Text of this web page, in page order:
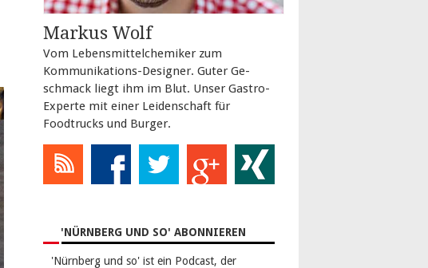
Markus Wolf
Vom Le­bens­mit­tel­che­mi­ker zum
Kommunika­ti­ons-Designer. Guter Ge­
schmack liegt ihm im Blut. Unser Gastro-
Experte mit einer Leidenschaft für
Foodtrucks und Burger.
'NÜRNBERG UND SO' ABONNIEREN
'Nürnberg und so' ist ein Podcast, der